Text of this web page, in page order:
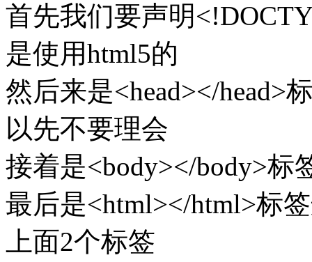
首先我们要声明
是使用html5的
然后来是<head></head>
以先不要理会
接着是<body></body>标
最后是<html></html>标
上面2个标签